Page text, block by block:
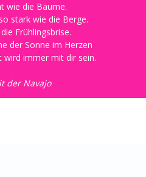
wie die Bäume.
stark wie die Berge.
Frühlingsbrise.
der Sonne im Herzen
wird immer mit dir sein.
der Navajo